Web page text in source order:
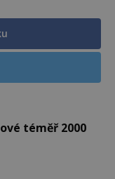
téměř 2000